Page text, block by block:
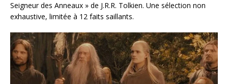
Seigneur des Anneaux » de J.R.R. Tolkien. Une sélection non
exhaustive, limitée à 12 faits saillants.